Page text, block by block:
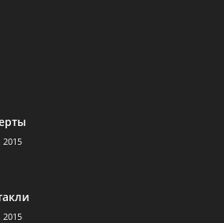
2015
2015